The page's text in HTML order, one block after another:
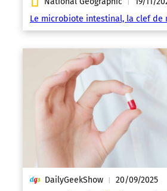
Le microbiote intestinal, la clef de
DailyGeekShow | 20/09/2025